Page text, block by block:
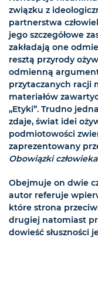
związku z
partnerstwa
jego szczegółowe
zakładają one
resztą przyrody
odmienną
przytaczanych racji
materiałów
„Etyki”. Trudno
zdaje, świat idei
podmiotowości
zaprezentowany
Obowiązki
Obejmuje on dwie
autor referuje
które strona
drugiej natomiast
dowieść słuszności